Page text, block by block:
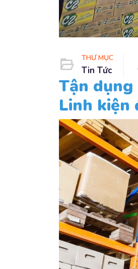
THƯ MỤC
Tin Tức
Tận
Linh kiện